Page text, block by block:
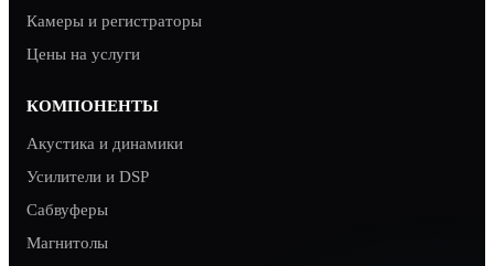
Камеры и регистраторы
Цены на услуги
КОМПОНЕНТЫ
Акустика и динамики
Усилители и DSP
Сабвуферы
Магнитолы